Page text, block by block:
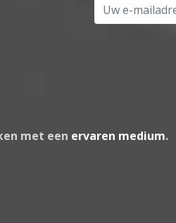
Uw e-mailadres
met een ervaren medium.